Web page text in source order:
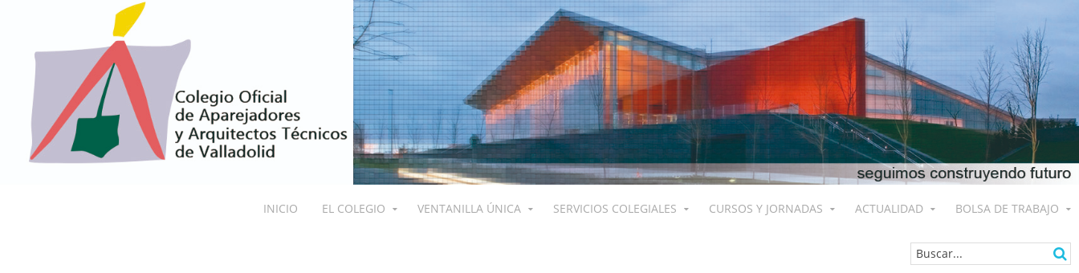
INICIO EL COLEGIO VENTANILLA ÚNICA SERVICIOS COLEGIALES CURSOS Y JORNADAS ACTUALIDAD BOLSA DE TRABAJO